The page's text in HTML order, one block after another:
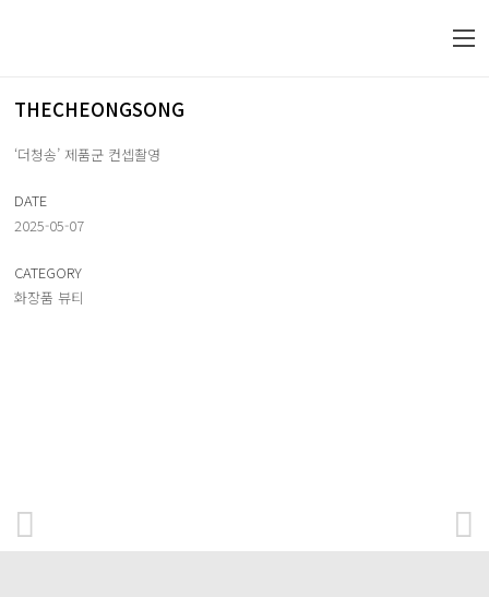
THECHEONGSONG
‘더청송’ 제품군 컨셉촬영
DATE
2025-05-07
CATEGORY
화장품 뷰티